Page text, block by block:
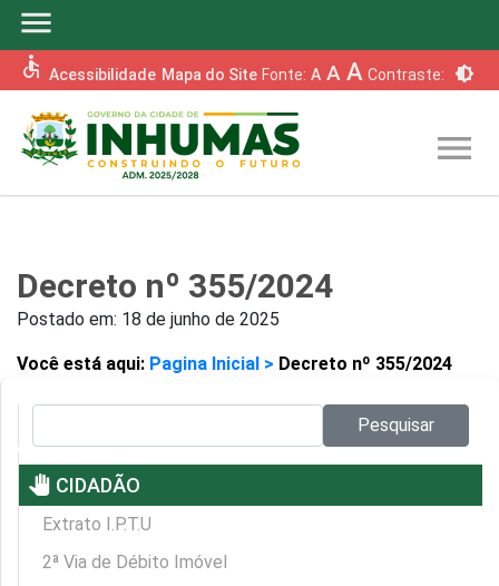
menu
accessible Acessibilidade Mapa do Site Fonte: A A A Contraste: brightness_6
menu
Decreto nº 355/2024
Postado em: 18 de junho de 2025
Você está aqui: Pagina Inicial > Decreto nº 355/2024
Pesquisar
pan_tool CIDADÃO
Extrato I.P.T.U
2ª Via de Débito Imóvel